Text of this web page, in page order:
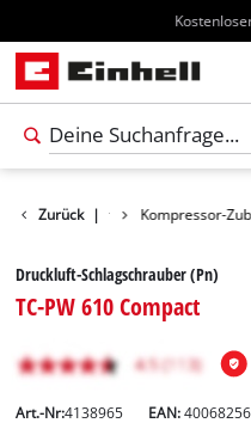
Zurück |
Zubehör Kompressor-
Druckluft-Schlagschrauber (Pn)
TC-PW 610 Compact
Art.-Nr:4138965 EAN: